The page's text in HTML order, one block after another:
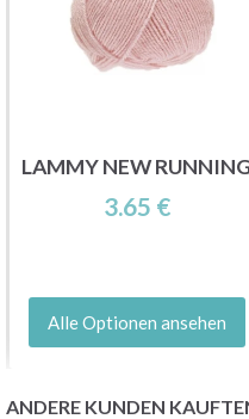
LAMMY NEW
3.65 €
Alle Optionen ansehen
ANDERE KUNDEN